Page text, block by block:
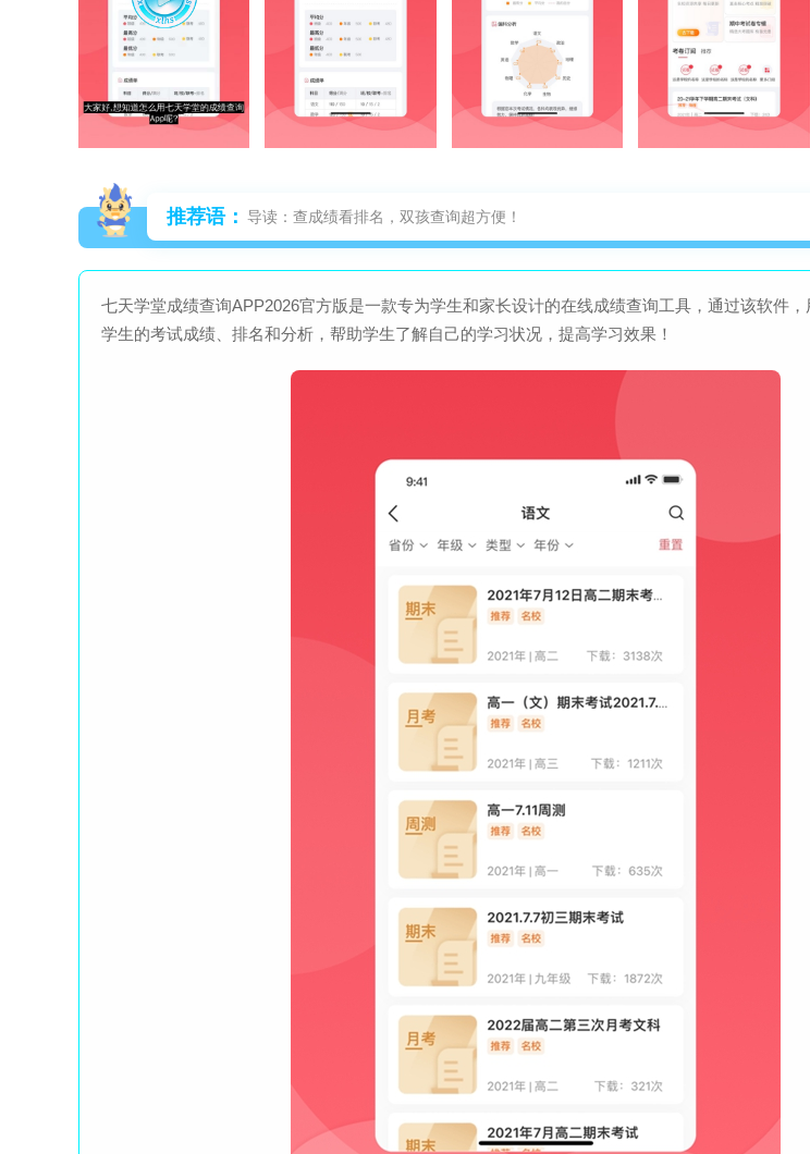
推荐语： 导读：查成绩看排名，双孩查询超方便！
七天学堂成绩查询APP2026官方版是一款专为学生和家长设计的在线成绩查询工具，通过该软件
学生的考试成绩、排名和分析，帮助学生了解自己的学习状况，提高学习效果！
大
装